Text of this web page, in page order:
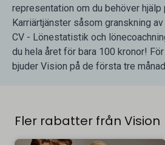
representation om du behöver hjälp
Karriärtjänster såsom granskning
CV - Lönestatistik och
du hela året för bara 100 kronor!
bjuder Vision på de första tre
Fler rabatter från Vision